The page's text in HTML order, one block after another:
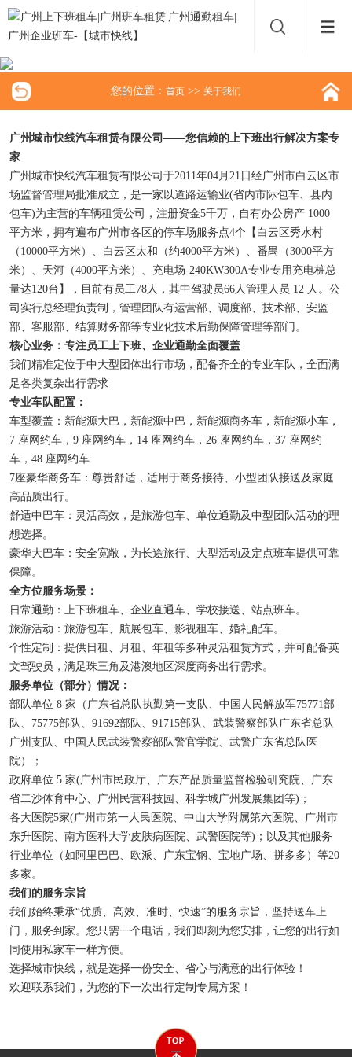
您的位置： 首页 >> 关于我们
广州城市快线汽车租赁有限公司——您信赖的上下班出行解决方案专
家
广州城市快线汽车租赁有限公司于2011年04月21日经广州市白云区市
场监督管理局批准成立，是一家以道路运输业(省内市际包车、县内
包车)为主营的车辆租赁公司，注册资金5千万，自有办公房产 1000
平方米，拥有遍布广州市各区的停车场服务点4个【白云区秀水村
（10000平方米）、白云区太和（约4000平方米）、番禺（3000平方
米）、天河（4000平方米）、充电场-240KW300A专业专用充电桩总
量达120台】，目前有员工78人，其中驾驶员66人管理人员 12 人。公
司实行总经理负责制，管理团队有运营部、调度部、技术部、安监
部、客服部、结算财务部等专业化技术后勤保障管理等部门。
核心业务：专注员工上下班、企业通勤全面覆盖
我们精准定位于中大型团体出行市场，配备齐全的专业车队，全面满
足各类复杂出行需求
专业车队配置：
车型覆盖：新能源大巴，新能源中巴，新能源商务车，新能源小车，
7 座网约车，9 座网约车，14 座网约车，26 座网约车，37 座网约
车，48 座网约车
7座豪华商务车：尊贵舒适，适用于商务接待、小型团队接送及家庭
高品质出行。
舒适中巴车：灵活高效，是旅游包车、单位通勤及中型团队活动的理
想选择。
豪华大巴车：安全宽敞，为长途旅行、大型活动及定点班车提供可靠
保障。
全方位服务场景：
日常通勤：
上下班租车、企业直通车、学校接送、站点班车。
旅游活动：旅游包车、航展包车、影视租车、婚礼配车。
个性定制：提供日租、月租、年租等多种灵活租赁方式，并可配备英
文驾驶员，满足珠三角及港澳地区深度商务出行需求。
服务单位（部分）情况：
部队单位 8 家（广东省总队执勤第一支队、中国人民解放军75771部
队、75775部队、91692部队、91715部队、武装警察部队广东省总队
广州支队、中国人民武装警察部队警官学院、武警广东省总队医
院）；
政府单位 5 家(广州市民政厅、广东产品质量监督检验研究院、广东
省二沙体育中心、广州民营科技园、科学城广州发展集团等)；
各大医院5家(广州市第一人民医院、中山大学附属第六医院、广州市
东升医院、南方医科大学皮肤病医院、武警医院等)；以及其他服务
行业单位（如阿里巴巴、欧派、广东宝钢、宝地广场、拼多多）等20
多家。
我们的服务宗旨
我们始终秉承“优质、高效、准时、快速”的服务宗旨，坚持送车上
门，服务到家。您只需一个电话，我们即刻为您安排，让您的出行如
同使用私家车一样方便。
选择城市快线，就是选择一份安全、省心与满意的出行体验！
欢迎联系我们，为您的下一次出行定制专属方案！